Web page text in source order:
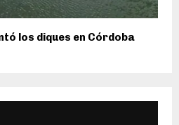
los diques en Córdoba